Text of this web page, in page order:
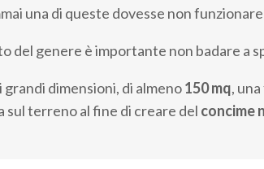
una di queste dovesse non
del genere è importante non badare a
grandi dimensioni, di almeno150 mq,
sul terreno al fine di creare del concime